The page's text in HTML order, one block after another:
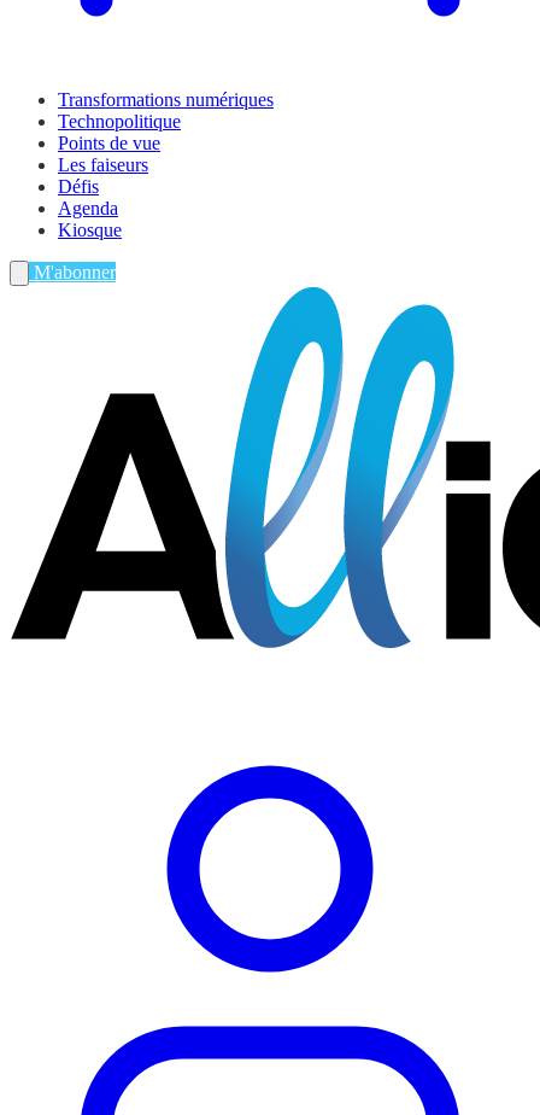
Transformations numériques
Technopolitique
Points de vue
Les faiseurs
Défis
Agenda
Kiosque
M'abonner